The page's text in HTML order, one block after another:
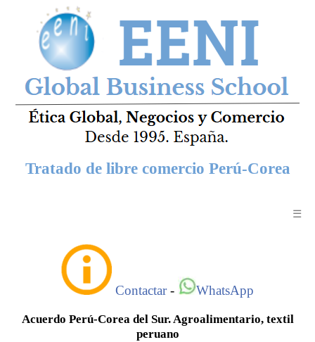
Tratado de libre comercio Perú-Corea
☰
Contactar- WhatsApp
Acuerdo Perú-Corea del Sur. Agroalimentario, textil
peruano